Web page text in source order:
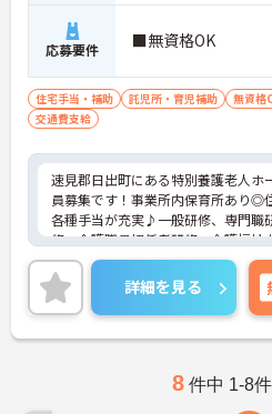
応募要件 ■無資格OK
住宅手当・補助 託児所・育児補助 無資格
交通費支給
速見郡日出町にある特別養護老人ホ
員募集です！事業所内保育所あり◎
各種手当が充実♪一般研修、専門職
修、介護職員初任者研修、介護福祉
の研修制度が充実！キャリアアッ
ご興味ある方には、面接対策ポイン
お話しいたしますのでお気軽にご相
詳細を見る
8 件中 1-8